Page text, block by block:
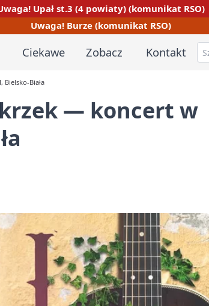
Upał st.3 (4 powiaty) (komunikat RSO)
Uwaga! Burze (komunikat RSO)
Ciekawe Zobacz Kontakt
Bielsko-Biała
— koncert w